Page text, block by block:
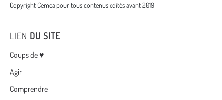
Copyright Cemea pour tous contenus édités avant 2019
LIEN DU SITE
Menu
Coups de ♥
Agir
Comprendre